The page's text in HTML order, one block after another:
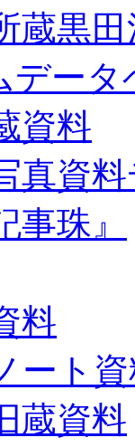
蔵黒
データ
資料
真資
珠』
料
ート
蔵資料